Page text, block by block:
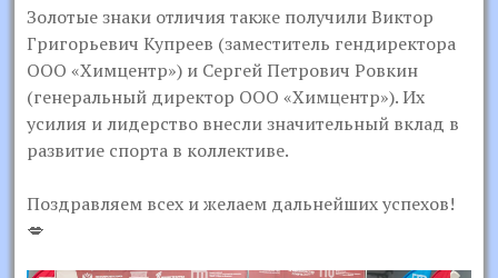
Золотые знаки отличия также получили Виктор
Григорьевич Купреев (заместитель гендиректора
ООО «Химцентр») и Сергей Петрович Ровкин
(генеральный директор ООО «Химцентр»). Их
усилия и лидерство внесли значительный вклад в
развитие спорта в коллективе.
Поздравляем всех и желаем дальнейших успехов!
💋